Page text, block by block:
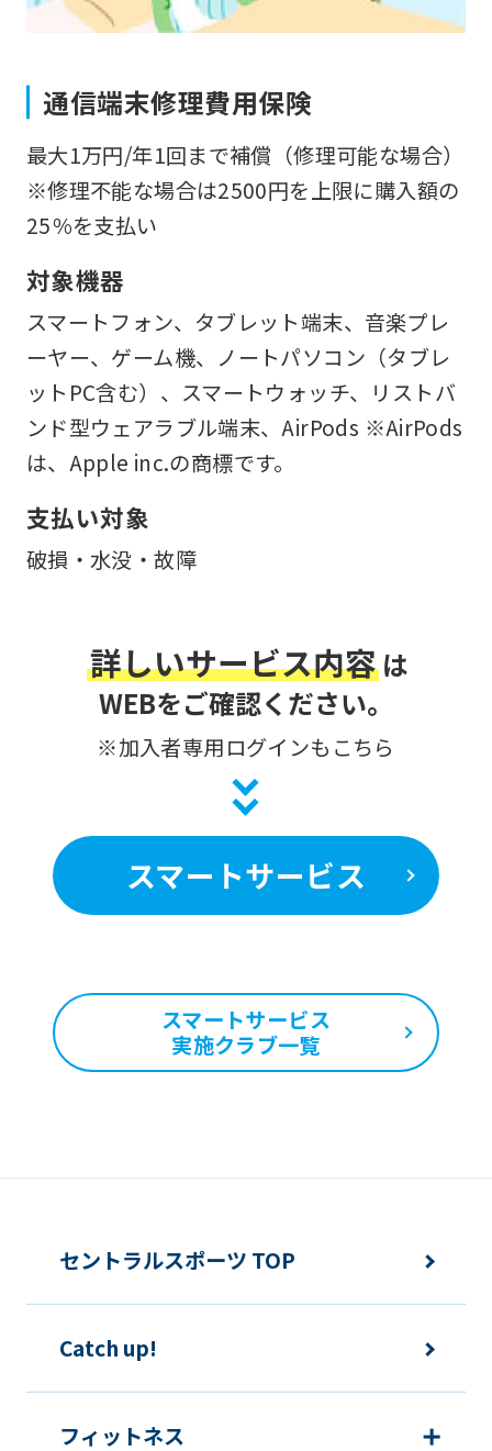
通信端末修理費用保険
最大1万円/年1回まで補償（修理可能な場合）
※修理不能な場合は2500円を上限に購入額の
25％を支払い
対象機器
スマートフォン、タブレット端末、音楽プレ
ーヤー、ゲーム機、ノートパソコン（タブレ
ットPC含む）、スマートウォッチ、リストバ
ンド型ウェアラブル端末、AirPods ※AirPods
は、Apple inc.の商標です。
支払い対象
破損・水没・故障
詳しいサービス内容 は
WEBをご確認ください。
※加入者専用ログインもこちら
スマートサービス
スマートサービス
実施クラブ一覧
you
use
an
automatic
Japanese
version
of
this
website
so
it
may
not
be
an
accurate
translation.
may
differ
from
content.
ask
understand
セントラルスポーツ TOP
Catch up!
フィットネス